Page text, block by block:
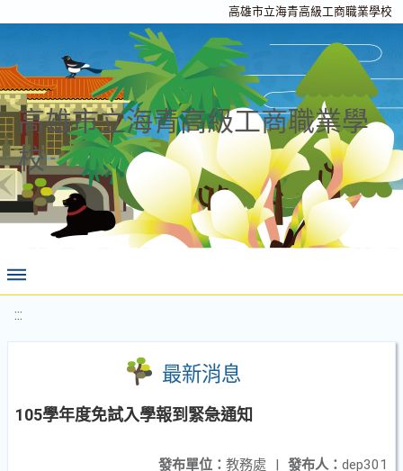
高雄市立海青高級工商職業學校
高雄市立海青高級工商職業學
校
:::
最新消息
105學年度免試入學報到緊急通知
發布人： dep301
發布單位： 教務處 |